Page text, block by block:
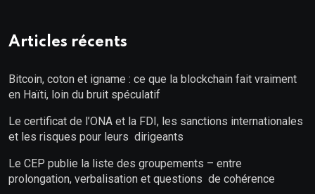
Articles récents
Bitcoin, coton et igname : ce que la blockchain fait vraiment
en Haïti, loin du bruit spéculatif
Le certificat de l’ONA et la FDI, les sanctions internationales
et les risques pour leurs dirigeants
Le CEP publie la liste des groupements – entre
prolongation, verbalisation et questions de cohérence